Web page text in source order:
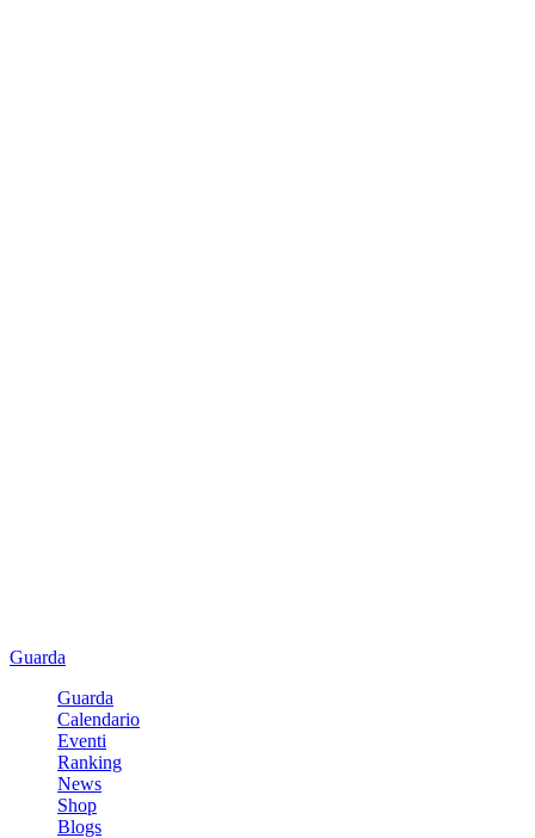
Guarda
Guarda
Calendario
Eventi
Ranking
News
Shop
Blogs